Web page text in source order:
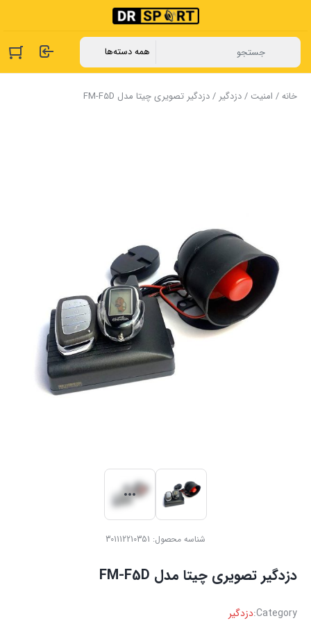
خانه/ امنیت /دزدگیر / دزدگیر تصویری چیتا مدل FM-F5D
شناسه محصول: 301112210351
دزدگیر تصویری چیتا مدل FM-F5D
Category:دزدگیر